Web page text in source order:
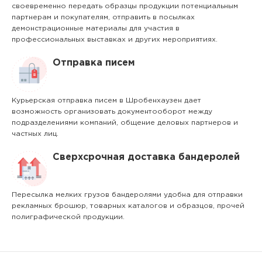
своевременно передать образцы продукции потенциальным
партнерам и покупателям, отправить в посылках
демонстрационные материалы для участия в
профессиональных выставках и других мероприятиях.
Отправка писем
Курьерская отправка писем в Шробенхаузен дает
возможность организовать документооборот между
подразделениями компаний, общение деловых партнеров и
частных лиц.
Сверхсрочная доставка бандеролей
Пересылка мелких грузов бандеролями удобна для отправки
рекламных брошюр, товарных каталогов и образцов, прочей
полиграфической продукции.